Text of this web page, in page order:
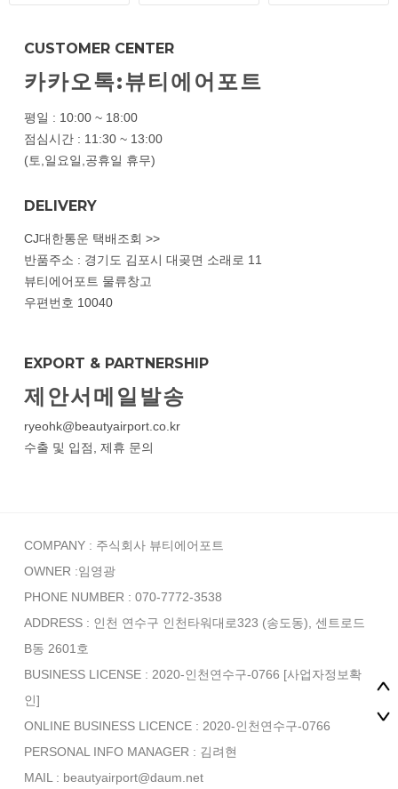
CUSTOMER CENTER
카카오톡:뷰티에어포트
평일 : 10:00 ~ 18:00
점심시간 : 11:30 ~ 13:00
(토,일요일,공휴일 휴무)
DELIVERY
CJ대한통운 택배조회 >>
반품주소 : 경기도 김포시 대곶면 소래로 11
뷰티에어포트 물류창고
우편번호 10040
EXPORT & PARTNERSHIP
제안서메일발송
ryeohk@beautyairport.co.kr
수출 및 입점, 제휴 문의
COMPANY : 주식회사 뷰티에어포트
OWNER :임영광
PHONE NUMBER : 070-7772-3538
ADDRESS : 인천 연수구 인천타워대로323 (송도동), 센트로드
B동 2601호
BUSINESS LICENSE : 2020-인천연수구-0766 [사업자정보확
인]
ONLINE BUSINESS LICENCE : 2020-인천연수구-0766
PERSONAL INFO MANAGER : 김려현
MAIL : beautyairport@daum.net